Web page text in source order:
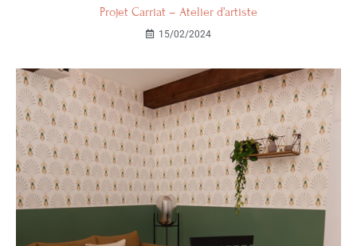
Projet Carriat – Atelier d’artiste
15/02/2024